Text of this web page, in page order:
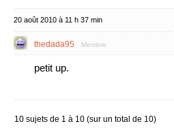
20 août 2010 à 11 h 37 min
thedada95 Membre
petit up.
10 sujets de 1 à 10 (sur un total de 10)